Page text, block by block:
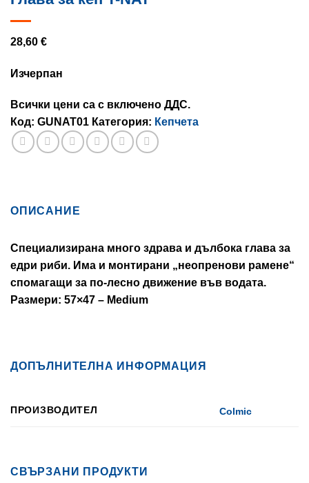
28,60 €
Изчерпан
Всички цени са с включено ДДС.
Код: GUNAT01 Категория: Кепчета
ОПИСАНИЕ
Специализирана много здрава и дълбока глава за
едри риби. Има и монтирани „неопренови рамене“
спомагащи за по-лесно движение във водата.
Размери: 57×47 – Medium
ДОПЪЛНИТЕЛНА ИНФОРМАЦИЯ
ПРОИЗВОДИТЕЛ Colmic
СВЪРЗАНИ ПРОДУКТИ